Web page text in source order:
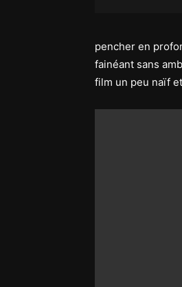
pencher en
fainéant sans
film un peu naïf